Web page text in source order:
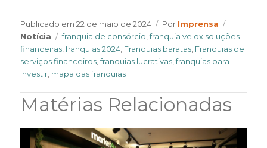
Publicado em22 de maio de 2024 Por Author
Imprensa
Notícia
Tags
franquia de consórcio ,franquia velox soluções
financeiras ,franquias 2024 Franquias baratas Franquias de
serviços financeiros ,franquias lucrativas ,franquias para
investir mapa das franquias
Matérias Relacionadas